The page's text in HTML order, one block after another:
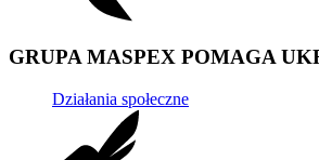
GRUPA MASPEX POMAGA
Działania społeczne